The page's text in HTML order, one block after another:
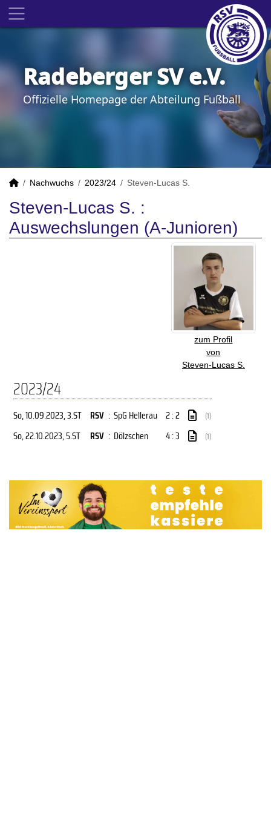
Radeberger SV e.V.
Offizielle Homepage der Abteilung Fußball
Nachwuchs 2023/24 Steven-Lucas S.
Steven-Lucas S. :
Auswechslungen (A-Junioren)
zum Profil
von
Steven-Lucas S.
2023/24
So, 10.09.2023, 3.ST RSV : SpG Hellerau 2 : 2 (1)
So, 22.10.2023, 5.ST RSV : Dölzschen 4 : 3 (1)